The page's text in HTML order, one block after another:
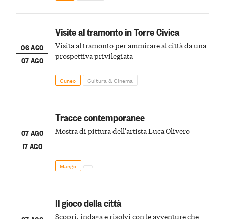
06 AGO
07 AGO
Visite al tramonto in Torre Civica
Visita al tramonto per ammirare al città da una
prospettiva privilegiata
Cuneo Cultura & Cinema
07 AGO
17 AGO
Tracce contemporanee
Mostra di pittura dell'artista Luca Olivero
Mango
Il gioco della città
Scopri, indaga e risolvi con le avventure che